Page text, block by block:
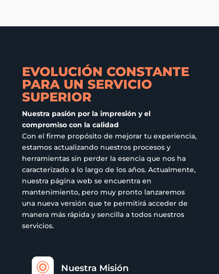
EVOLUCIÓN CONSTANTE
PARA UN SERVICIO
SUPERIOR
Nuestra pasión por la impresión y el
compromiso con la calidad
Con el firme propósito de mejorar tu experiencia,
estamos actualizando nuestros procesos y
herramientas sin perder la esencia que nos ha
caracterizado a lo largo de los años. Actualmente,
nuestra página web se encuentra en
mantenimiento, pero muy pronto lanzaremos
una nueva versión que te permitirá acceder de
manera más rápida y sencilla a todos nuestros
servicios.
 Nuestra Misión